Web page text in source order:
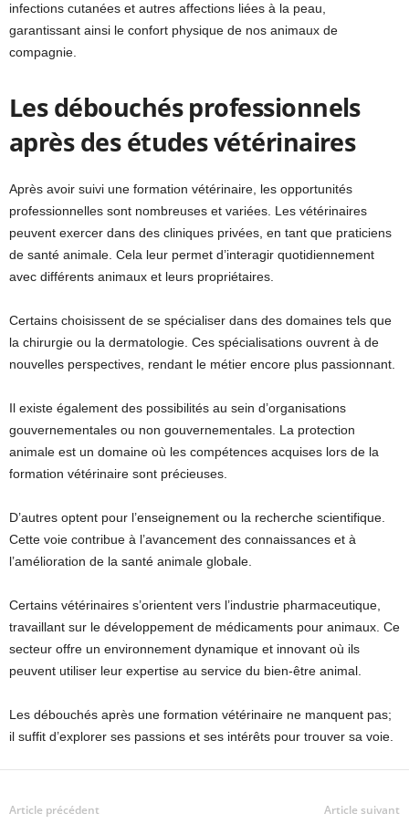
infections cutanées et autres affections liées à la peau,
garantissant ainsi le confort physique de nos animaux de
compagnie.
Les débouchés professionnels
après des études vétérinaires
Après avoir suivi une formation vétérinaire, les opportunités
professionnelles sont nombreuses et variées. Les vétérinaires
peuvent exercer dans des cliniques privées, en tant que praticiens
de santé animale. Cela leur permet d’interagir quotidiennement
avec différents animaux et leurs propriétaires.
Certains choisissent de se spécialiser dans des domaines tels que
la chirurgie ou la dermatologie. Ces spécialisations ouvrent à de
nouvelles perspectives, rendant le métier encore plus passionnant.
Il existe également des possibilités au sein d’organisations
gouvernementales ou non gouvernementales. La protection
animale est un domaine où les compétences acquises lors de la
formation vétérinaire sont précieuses.
D’autres optent pour l’enseignement ou la recherche scientifique.
Cette voie contribue à l’avancement des connaissances et à
l’amélioration de la santé animale globale.
Certains vétérinaires s’orientent vers l’industrie pharmaceutique,
travaillant sur le développement de médicaments pour animaux. Ce
secteur offre un environnement dynamique et innovant où ils
peuvent utiliser leur expertise au service du bien-être animal.
Les débouchés après une formation vétérinaire ne manquent pas;
il suffit d’explorer ses passions et ses intérêts pour trouver sa voie.
Article précédent Article suivant